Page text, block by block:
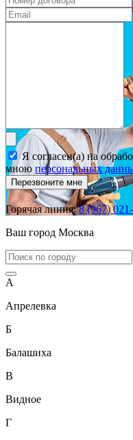
Я согласен(а) на
мною персональных
Перезвоните мне
Горячая линия:8 (967)
Ваш город Москва
А
Апрелевка
Б
Балашиха
В
Видное
Г